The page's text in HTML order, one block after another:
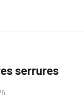
serrures